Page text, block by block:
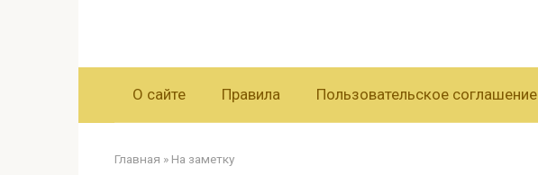
О сайте Правила Пользовательское соглашение
Главная » На заметку